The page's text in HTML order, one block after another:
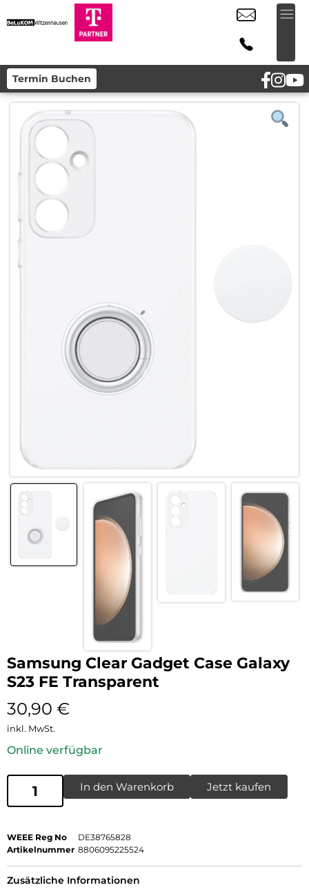
Termin Buchen
Samsung Clear Gadget Case Galaxy
S23 FE Transparent
30,90 €
inkl. MwSt.
Online verfügbar
In den Warenkorb Jetzt kaufen
WEEE Reg No
DE38765828
Artikelnummer 8806095225524
Zusätzliche Informationen